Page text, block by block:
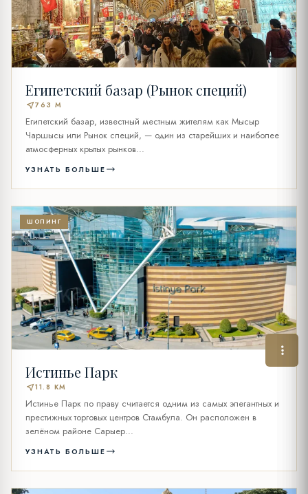
Египетский базар (Рынок специй)
near_me763 M
Египетский базар, известный местным жителям как Мысыр
Чаршысы или Рынок специй, — один из старейших и наиболее
атмосферных крытых рынков...
УЗНАТЬ БОЛЬШЕ
ШОПИНГ
Истинье Парк
near_me11.8 KM
Истинье Парк по праву считается одним из самых элегантных и
престижных торговых центров Стамбула. Он расположен в
зелёном районе Сарыер...
УЗНАТЬ БОЛЬШЕ